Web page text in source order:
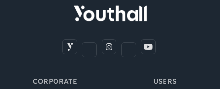
CORPORATE USERS